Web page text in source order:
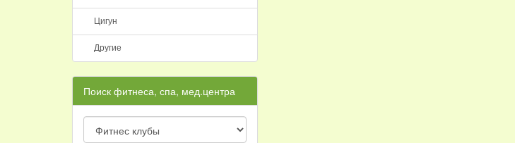
Цигун
Другие
Поиск фитнеса, спа, мед.центра